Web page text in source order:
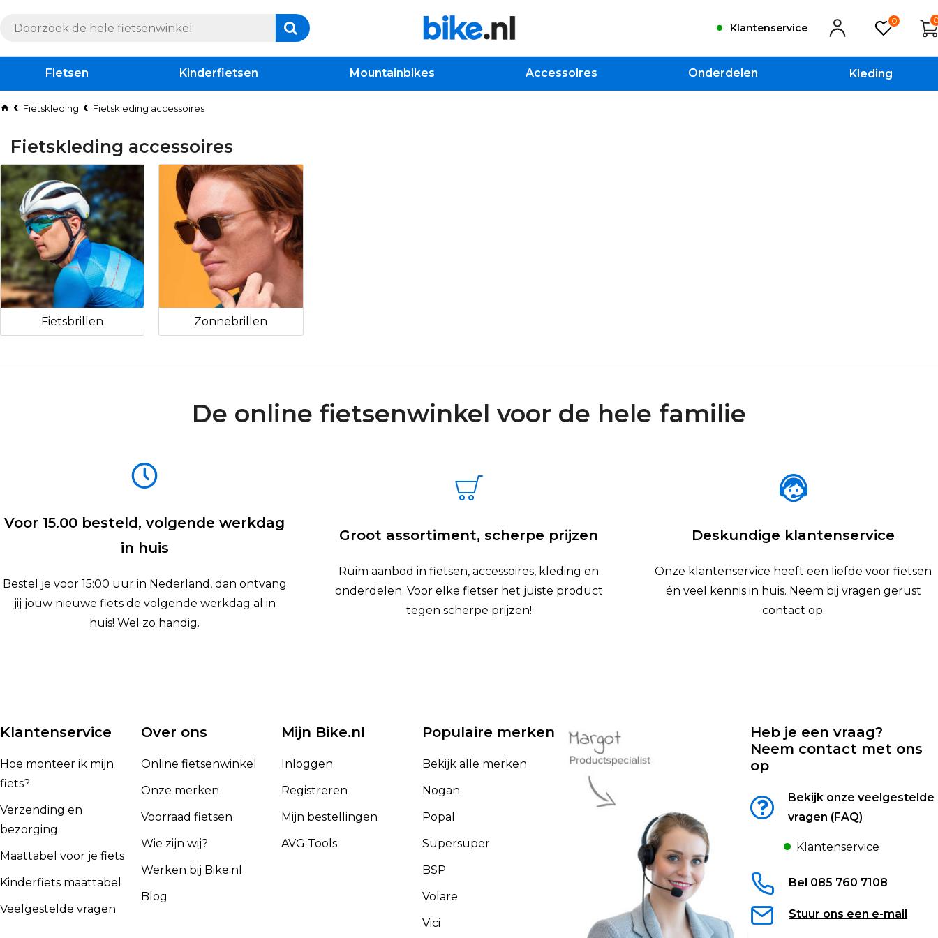
Klantenservice
0
Fietsen Kinderfietsen Mountainbikes Accessoires Onderdelen Kleding
Fietskleding Fietskleding accessoires
Fietskleding accessoires
Fietsbrillen Zonnebrillen
De online fietsenwinkel voor de hele familie
Voor 15.00 besteld, volgende werkdag
in huis
Bestel je voor 15:00 uur in Nederland, dan ontvang
jij jouw nieuwe fiets de volgende werkdag al in
huis! Wel zo handig.
Groot assortiment, scherpe prijzen
Ruim aanbod in fietsen, accessoires, kleding en
onderdelen. Voor elke fietser het juiste product
tegen scherpe prijzen!
Deskundige klantenservice
Onze klantenservice heeft een liefde voor fietsen
én veel kennis in huis. Neem bij vragen gerust
contact op.
Klantenservice
Hoe monteer ik mijn
fiets?
Verzending en
bezorging
Maattabel voor je fiets
Kinderfiets maattabel
Veelgestelde vragen
Over ons
Online fietsenwinkel
Onze merken
Voorraad fietsen
Wie zijn wij?
Werken bij Bike.nl
Blog
Mijn Bike.nl
Inloggen
Registreren
Mijn bestellingen
AVG Tools
Populaire merken
Bekijk alle merken
Nogan
Popal
Supersuper
BSP
Volare
Vici
Heb je een vraag?
Neem contact met ons
op
Bekijk onze veelgestelde
vragen (FAQ)
Klantenservice
Bel 085 760 7108
Stuur ons een e-mail